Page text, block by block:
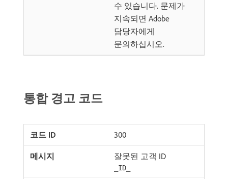
수 있습니다. 문제가
지속되면 Adobe
담당자에게
문의하십시오.
통합 경고 코드
300
잘못된 고객 ID
_ID_